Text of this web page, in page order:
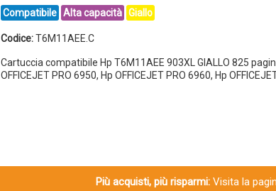
Compatibile Alta capacità Giallo
Codice:T6M11AEE.C
Cartuccia compatibile Hp T6M11AEE 903XL GIALLO 825
OFFICEJET PRO 6950, Hp OFFICEJET PRO 6960, Hp OFFICEJET
Più acquisti, più risparmi:Visita la